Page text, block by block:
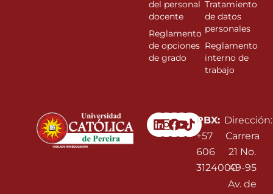
Linkedin
Instagram
Facebook
Youtube
PBX:
+57
606
3124000
Dirección:
Carrera
21 No.
49-95
Av. de
del personal
docente
Reglamento
de opciones
de grado
Tratamiento
de datos
personales
Reglamento
interno de
trabajo